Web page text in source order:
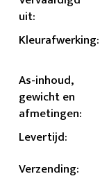
uit:
Kleurafwerking:
As-inhoud,
gewicht en
afmetingen:
Levertijd:
Verzending: